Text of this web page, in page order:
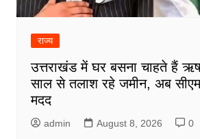
राज्य
उत्तराखंड में घर बसना चाहते हैं
साल से तलाश रहे जमीन, अब सीएम
मदद
admin August 8, 2026 0